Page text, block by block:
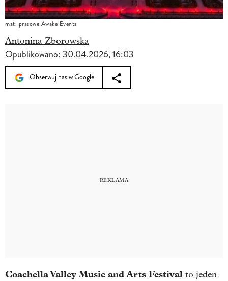
mat. prasowe Awake Events
Antonina Zborowska
Opublikowano: 30.04.2026, 16:03
Obserwuj nas w Google
Coachella Valley Music and Arts Festival to jeden